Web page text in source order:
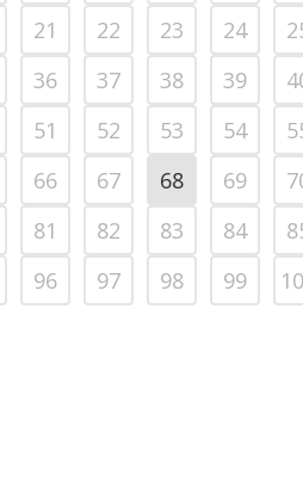
21 22 23 24
36 37 38 39
51 52 53 54
66 67 68 69
81 82 83 84
96 97 98 99